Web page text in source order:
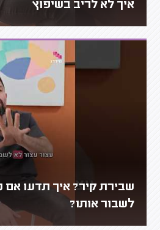
איך לא לריב בשיפוץ
שבירת קיר? איך תדעו אם
לשבור אותו?